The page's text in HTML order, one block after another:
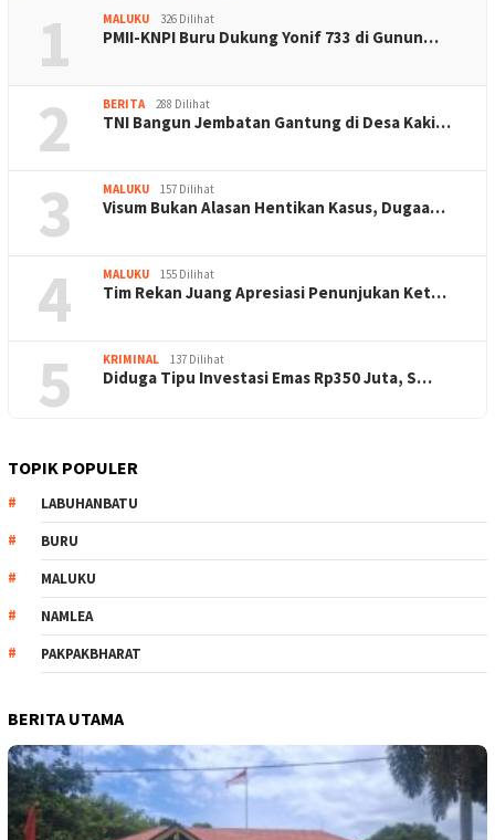
1 MALUKU 326 Dilihat
PMII-KNPI Buru Dukung Yonif 733 di Gunun…
2 BERITA 288 Dilihat
TNI Bangun Jembatan Gantung di Desa Kaki…
3 MALUKU 157 Dilihat
Visum Bukan Alasan Hentikan Kasus, Dugaa…
4 MALUKU 155 Dilihat
Tim Rekan Juang Apresiasi Penunjukan Ket…
5 KRIMINAL 137 Dilihat
Diduga Tipu Investasi Emas Rp350 Juta, S…
TOPIK POPULER
LABUHANBATU
BURU
MALUKU
NAMLEA
PAKPAKBHARAT
BERITA UTAMA